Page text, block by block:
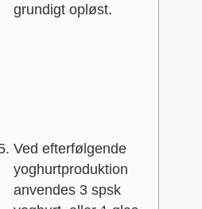
grundigt opløst.
Ved efterfølgende
yoghurtproduktion
anvendes 3 spsk